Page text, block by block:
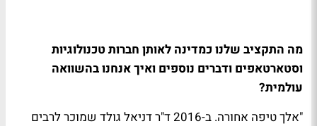
מה התקציב שלנו כמדינה לאותן חברות טכנולוגיות
וסטארטאפים ודברים נוספים ואיך אנחנו בהשוואה
עולמית?
"אלך טיפה אחורה. ב-2016 ד"ר דניאל גולד שמוכר לרבים